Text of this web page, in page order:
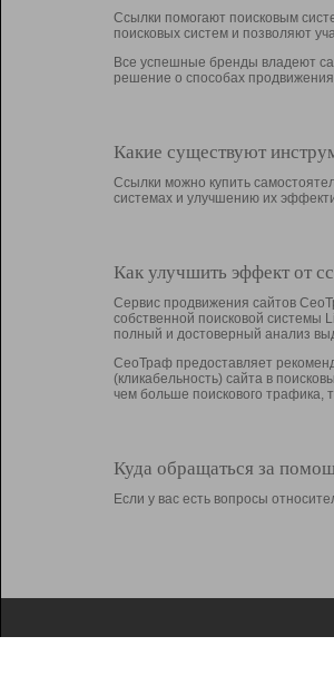
Ссылки помогают поисковым
поисковых систем и позволяют
Все успешные бренды владеют
решение о способах продвижения
Какие существуют
Ссылки можно купить
системах и улучшению их
Как улучшить эффект от
Сервис продвижения сайтов
собственной поисковой системы
полный и достоверный анализ
СеоТраф предоставляет
(кликабельность) сайта в
чем больше поискового
Куда обращаться за
Если у вас есть вопросы